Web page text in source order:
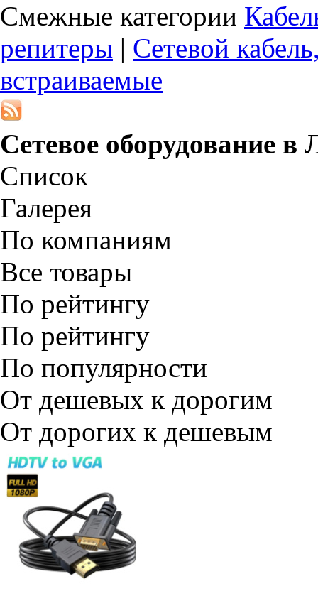
Смежные категории
репитеры | Сетевой
встраиваемые
Сетевое оборудование в
Список
Галерея
По компаниям
Все товары
По рейтингу
По рейтингу
По популярности
От дешевых к дорогим
От дорогих к дешевым